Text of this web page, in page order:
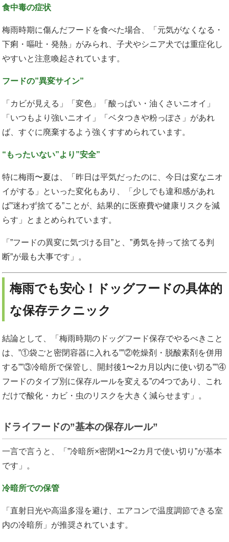
食中毒の症状
梅雨時期に傷んだフードを食べた場合、「元気がなくなる・
下痢・嘔吐・発熱」がみられ、子犬やシニア犬では重症化し
やすいと注意喚起されています。
フードの”異変サイン”
「カビが見える」「変色」「酸っぱい・油くさいニオイ」
「いつもより強いニオイ」「ベタつきや粉っぽさ」があれ
ば、すぐに廃棄するよう強くすすめられています。
“もったいない”より”安全”
特に梅雨〜夏は、「昨日は平気だったのに、今日は変なニオ
イがする」といった変化もあり、「少しでも違和感があれ
ば”迷わず捨てる”ことが、結果的に医療費や健康リスクを減
らす」とまとめられています。
「”フードの異変に気づける目”と、”勇気を持って捨てる判
断”が最も大事です」。
梅雨でも安心！ドッグフードの具体的
な保存テクニック
結論として、「梅雨時期のドッグフード保存でやるべきこと
は、”①袋ごと密閉容器に入れる””②乾燥剤・脱酸素剤を併用
する””③冷暗所で保管し、開封後1〜2カ月以内に使い切る””④
フードのタイプ別に保存ルールを変える”の4つであり、これ
だけで酸化・カビ・虫のリスクを大きく減らせます」。
ドライフードの”基本の保存ルール”
一言で言うと、「”冷暗所×密閉×1〜2カ月で使い切り”が基本
です」。
冷暗所での保管
「直射日光や高温多湿を避け、エアコンで温度調節できる室
内の冷暗所」が推奨されています。